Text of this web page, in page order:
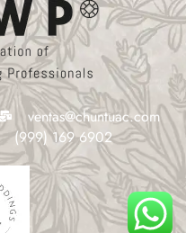
ventas@chuntuac.com
(999) 169 6902